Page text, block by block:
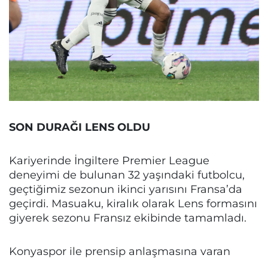
SON DURAĞI LENS OLDU
Kariyerinde İngiltere Premier League
deneyimi de bulunan 32 yaşındaki futbolcu,
geçtiğimiz sezonun ikinci yarısını Fransa’da
geçirdi. Masuaku, kiralık olarak Lens formasını
giyerek sezonu Fransız ekibinde tamamladı.
Konyaspor ile prensip anlaşmasına varan